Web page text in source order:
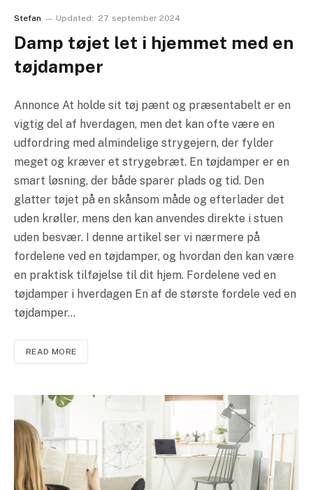
Stefan Updated: 27. september 2024
Damp tøjet let i hjemmet med en
tøjdamper
Annonce At holde sit tøj pænt og præsentabelt er en
vigtig del af hverdagen, men det kan ofte være en
udfordring med almindelige strygejern, der fylder
meget og kræver et strygebræt. En tøjdamper er en
smart løsning, der både sparer plads og tid. Den
glatter tøjet på en skånsom måde og efterlader det
uden krøller, mens den kan anvendes direkte i stuen
uden besvær. I denne artikel ser vi nærmere på
fordelene ved en tøjdamper, og hvordan den kan være
en praktisk tilføjelse til dit hjem. Fordelene ved en
tøjdamper i hverdagen En af de største fordele ved en
tøjdamper…
READ MORE